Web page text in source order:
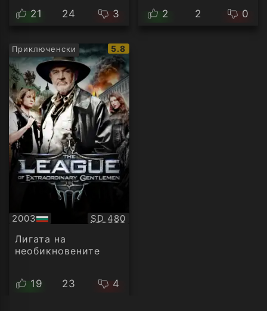
21 24 3
2
2 0
Приключенски
IMDb
рейтинг:
5.8
2003
БГ
аудио
Качество:
SD 480
Лигата на
необикновените
19 23 4